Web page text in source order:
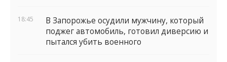
18:45
В Запорожье осудили мужчину, который
поджег автомобиль, готовил диверсию и
пытался убить военного